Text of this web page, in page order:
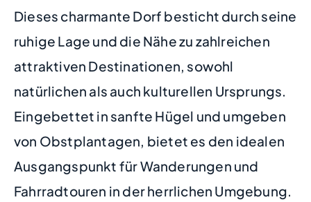
Dieses charmante Dorf besticht durch seine
ruhige Lage und die Nähe zu zahlreichen
attraktiven Destinationen, sowohl
natürlichen als auch kulturellen Ursprungs.
Eingebettet in sanfte Hügel und umgeben
von Obstplantagen, bietet es den idealen
Ausgangspunkt für Wanderungen und
Fahrradtouren in der herrlichen Umgebung.